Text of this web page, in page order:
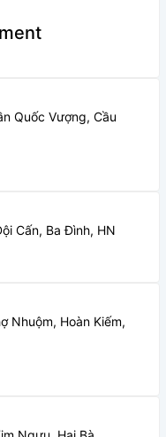
Quốc Vượng, Cầu
Cấn, Ba Đình, HN
Nhuộm, Hoàn Kiếm,